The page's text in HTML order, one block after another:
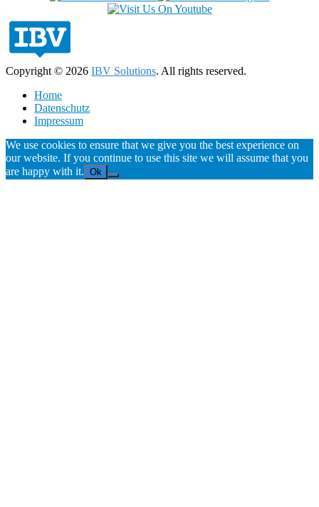
Copyright © 2026 IBV Solutions. All rights reserved.
Home
Datenschutz
Impressum
We use cookies to ensure that we give you the best experience on
our website. If you continue to use this site we will assume that you
are happy with it. Ok